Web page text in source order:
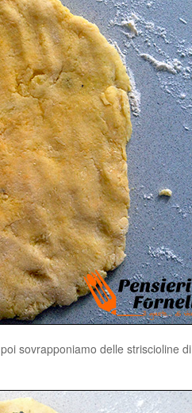
sovrapponiamo delle striscioline di